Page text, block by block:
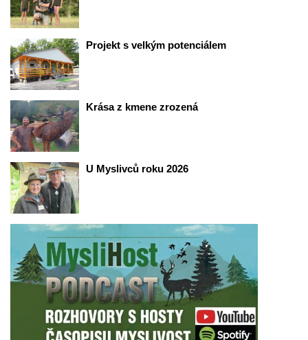
Projekt s velkým potenciálem
Krása z kmene zrozená
U Myslivců roku 2026